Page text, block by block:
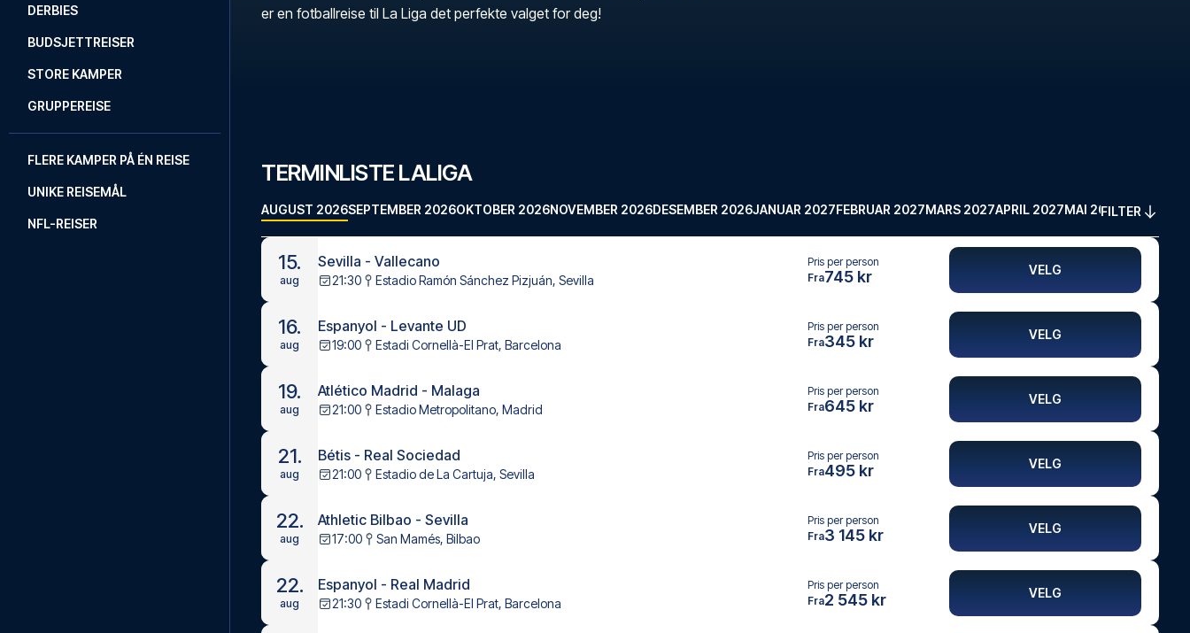
DERBIES
BUDSJETTREISER
STORE KAMPER
GRUPPEREISE
FLERE KAMPER PÅ ÉN REISE
UNIKE REISEMÅL
NFL-REISER
er en fotballreise til La Liga det perfekte valget for deg!
TERMINLISTE LALIGA
AUGUST 2026SEPTEMBER 2026OKTOBER 2026NOVEMBER 2026DESEMBER 2026JANUAR 2027FEBRUAR 2027MARS 2027APRIL 2027MAI 2027FILTER
15.
aug
Sevilla - Vallecano
21:30 Estadio Ramón Sánchez Pizjuán, Sevilla
Pris per person
Fra745 kr VELG
16.
aug
Espanyol - Levante UD
19:00 Estadi Cornellà-El Prat, Barcelona
Pris per person
Fra345 kr VELG
19.
aug
Atlético Madrid - Malaga
21:00 Estadio Metropolitano, Madrid
Pris per person
Fra645 kr VELG
21.
aug
Bétis - Real Sociedad
21:00 Estadio de La Cartuja, Sevilla
Pris per person
Fra495 kr VELG
22.
aug
Athletic Bilbao - Sevilla
17:00 San Mamés, Bilbao
Pris per person
Fra3 145 kr VELG
22.
aug
Espanyol - Real Madrid
21:30 Estadi Cornellà-El Prat, Barcelona
Pris per person
Fra2 545 kr VELG